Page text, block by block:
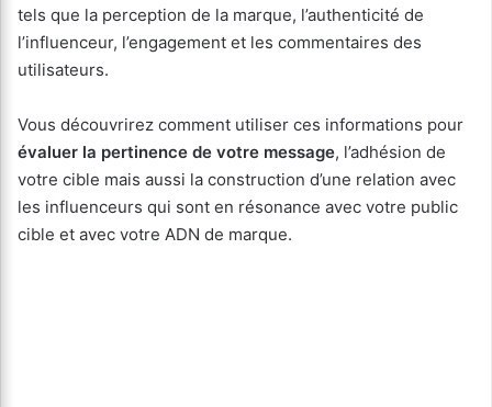
tels que la perception de la marque, l’authenticité de
l’influenceur, l’engagement et les commentaires des
utilisateurs.
Vous découvrirez comment utiliser ces informations pour
évaluer la pertinence de votre message, l’adhésion de
votre cible mais aussi la construction d’une relation avec
les influenceurs qui sont en résonance avec votre public
cible et avec votre ADN de marque.